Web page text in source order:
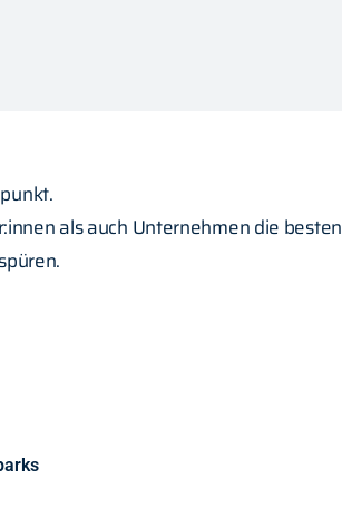
als auch Unternehmen die besten